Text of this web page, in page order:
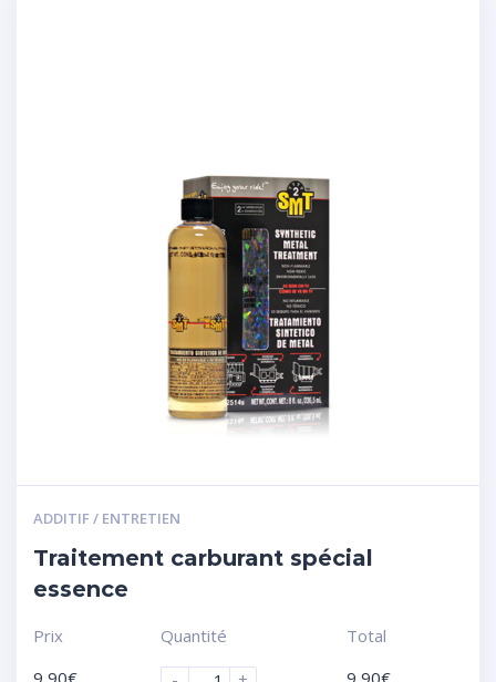
ADDITIF / ENTRETIEN
Traitement carburant spécial
essence
Prix
Quantité
Total